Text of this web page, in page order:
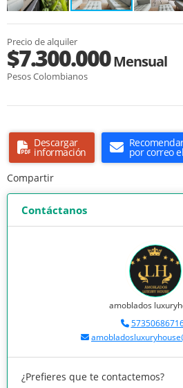
Precio de alquiler
$7.300.000Mensual
Pesos Colombianos
Descargar
información
por correo
Compartir
Contáctanos
amoblados
¿Prefieres que te contactemos?